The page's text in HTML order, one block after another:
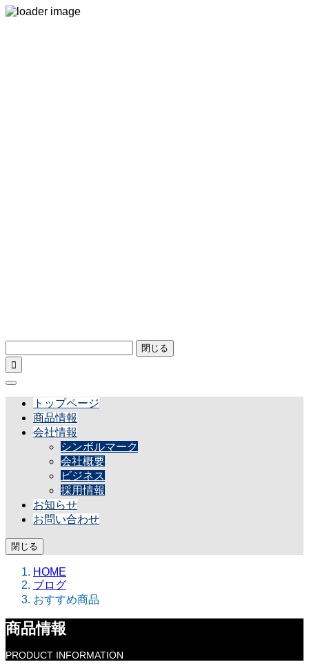
閉じる

トップページ
商品情報
会社情報
シンボルマーク
会社概要
ビジネス
採用情報
お知らせ
お問い合わせ
閉じる
HOME
ブログ
おすすめ商品
商品情報
PRODUCT INFORMATION